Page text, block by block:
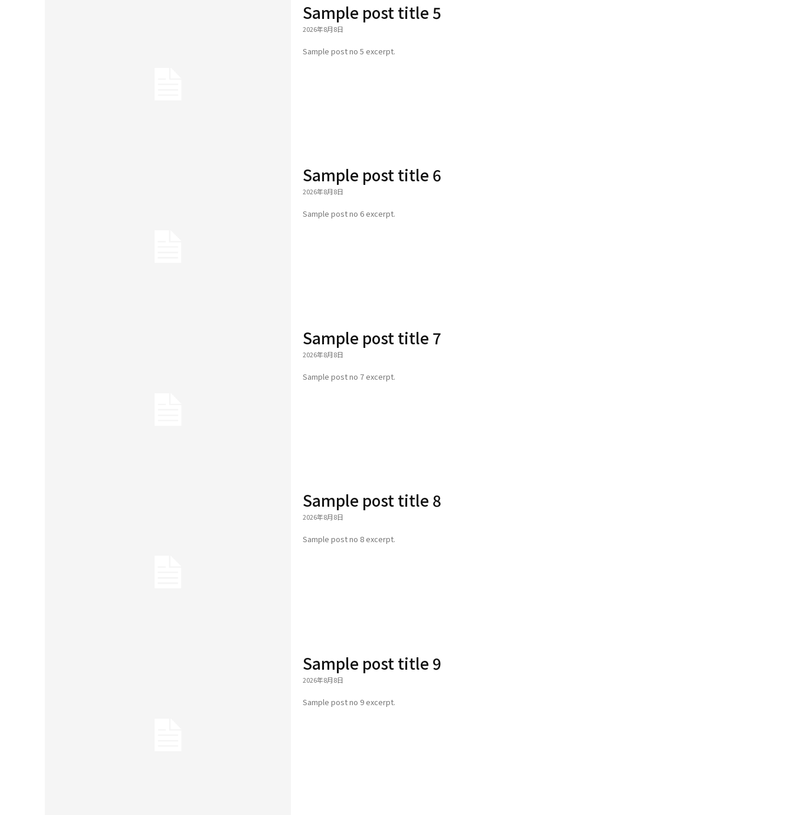
Sample post title 5
2026年8月8日
Sample post no 5 excerpt.
Sample post title 6
2026年8月8日
Sample post no 6 excerpt.
Sample post title 7
2026年8月8日
Sample post no 7 excerpt.
Sample post title 8
2026年8月8日
Sample post no 8 excerpt.
Sample post title 9
2026年8月8日
Sample post no 9 excerpt.